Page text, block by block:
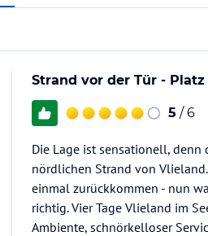
Strand vor der Tür -
5 / 6
Die Lage ist sensationell,
nördlichen Strand von
einmal zurückkommen - nun
richtig. Vier Tage Vlieland im
Ambiente, schnörkelloser